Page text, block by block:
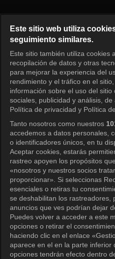
Iniciar
Este sitio web utiliza
seguimiento similares.
Este sitio también utiliza cookies
recopilación de datos y otras
para mejorar la experiencia del
rendimiento y el tráfico en el
información sobre el uso del
sociales, publicidad y análisis,
Política de privacidad y Política
Tanto nosotros como nuestros
accedemos a datos personales,
o identificadores únicos, en tu
Aceptar cookies, estarás
rastreo apoyen los propósitos
«nosotros y nuestros socios
proporcionar». Si seleccionas
esenciales o retiras tu
se deshabilitan los rastreadores,
anuncios que ves podrían dejar
Puedes volver a acceder a este
opciones o retirar el
haciendo clic en el enlace
aparece en el en la parte inferior
opciones tendrán efecto dentro